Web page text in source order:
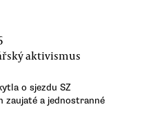
aktivismus
o sjezdu SZ
zaujaté a jednostranné